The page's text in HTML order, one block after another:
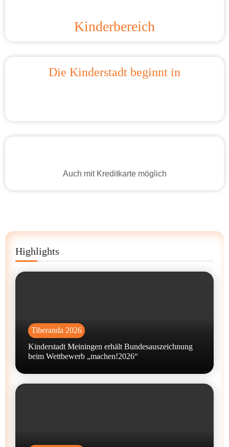
Kinderbereich
Die Kinderstadt beginnt in
Auch mit Kreditkarte möglich
Highlights
Tiberanda 2026
Kinderstadt Meiningen erhält Bundesauszeichnung
beim Wettbewerb „machen!2026“